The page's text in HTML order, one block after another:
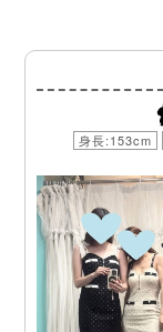
身長:153cm